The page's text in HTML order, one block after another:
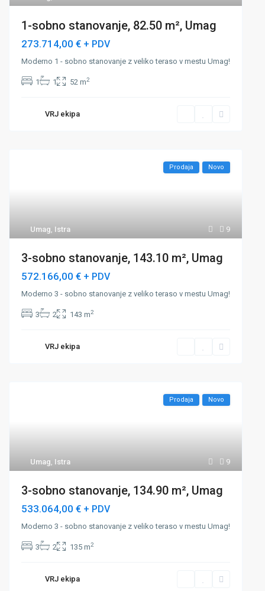
1-sobno stanovanje, 82.50 m², Umag
273.714,00 € + PDV
Moderno 1 - sobno stanovanje z veliko teraso v mestu Umag!
1 1 52 m2
VRJ ekipa
9
Umag, Istra
Prodaja Novo
3-sobno stanovanje, 143.10 m², Umag
572.166,00 € + PDV
Moderno 3 - sobno stanovanje z veliko teraso v mestu Umag!
3 2 143 m2
VRJ ekipa
9
Umag, Istra
Prodaja Novo
3-sobno stanovanje, 134.90 m², Umag
533.064,00 € + PDV
Moderno 3 - sobno stanovanje z veliko teraso v mestu Umag!
3 2 135 m2
VRJ ekipa